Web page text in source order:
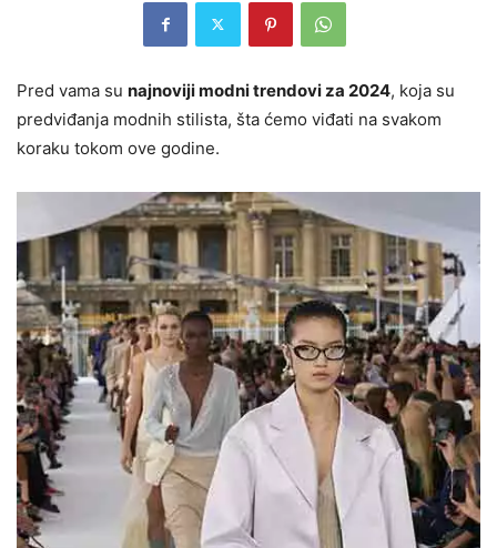
Pred vama su najnoviji modni trendovi za 2024, koja su
predviđanja modnih stilista, šta ćemo viđati na svakom
koraku tokom ove godine.